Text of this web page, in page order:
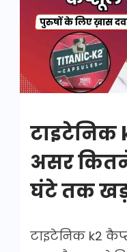
का
कितने
घंटे
टाइटेनिक
असर
घंटे तक
टाइटेनिक k2